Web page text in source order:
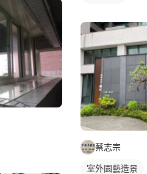
蔡志宗
室外園藝造景